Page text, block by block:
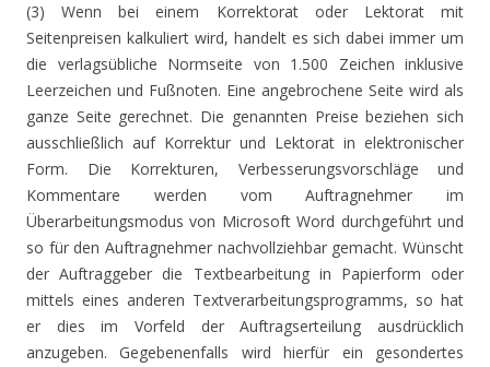
(3) Wenn bei einem Korrektorat oder Lektorat mit
Seitenpreisen kalkuliert wird, handelt es sich dabei immer um
die verlagsübliche Normseite von 1.500 Zeichen inklusive
Leerzeichen und Fußnoten. Eine angebrochene Seite wird als
ganze Seite gerechnet. Die genannten Preise beziehen sich
ausschließlich auf Korrektur und Lektorat in elektronischer
Form. Die Korrekturen, Verbesserungsvorschläge und
Kommentare werden vom Auftragnehmer im
Überarbeitungsmodus von Microsoft Word durchgeführt und
so für den Auftragnehmer nachvollziehbar gemacht. Wünscht
der Auftraggeber die Textbearbeitung in Papierform oder
mittels eines anderen Textverarbeitungsprogramms, so hat
er dies im Vorfeld der Auftragserteilung ausdrücklich
anzugeben. Gegebenenfalls wird hierfür ein gesondertes